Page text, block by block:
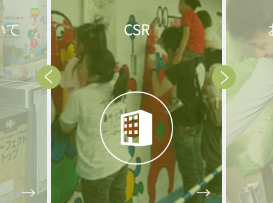
お問合せ後の
流れ
Prev Next